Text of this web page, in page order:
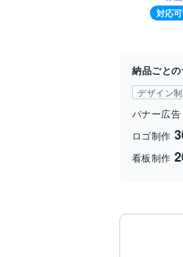
対応
納品ごと
デザイン
バナー広
ロゴ制作
看板制作